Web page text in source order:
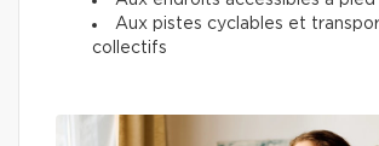
Aux pistes cyclables et
collectifs